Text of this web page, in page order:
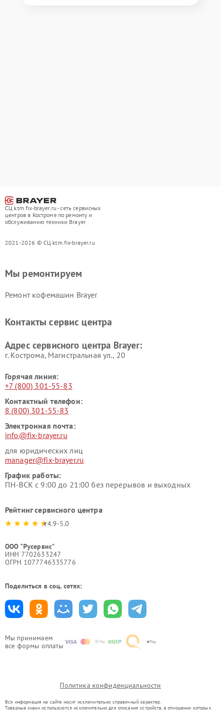
СЦ ktm.fix-brayer.ru - сеть сервисных
центров в Костроме по ремонту и
обслуживанию техники Brayer
2021-2026 © СЦ ktm.fix-brayer.ru
Мы принимаем
все формы оплаты
Мы ремонтируем
Ремонт кофемашин Brayer
Контакты сервис центра
Адрес сервисного центра Brayer:
г. Кострома, Магистральная ул., 20
Горячая линия:
+7 (800) 301-55-83
Контактный телефон:
8 (800) 301-55-83
Электронная почта:
info@fix-brayer.ru
для юридических лиц
manager@fix-brayer.ru
График работы:
ПН-ВСК с 9:00 до 21:00 без перерывов и выходных
Рейтинг сервисного центра
4.9-5.0
ООО "Русервис"
ИНН 7702633247
ОГРН 1077746335776
Поделиться в соц. сетях:
Политика конфиденциальности
Вся информация на сайте носит исключительно справочный характер.
Товарные знаки используются исключительно для описания устройств, в отношении которых